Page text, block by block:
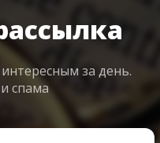
за день.
спама